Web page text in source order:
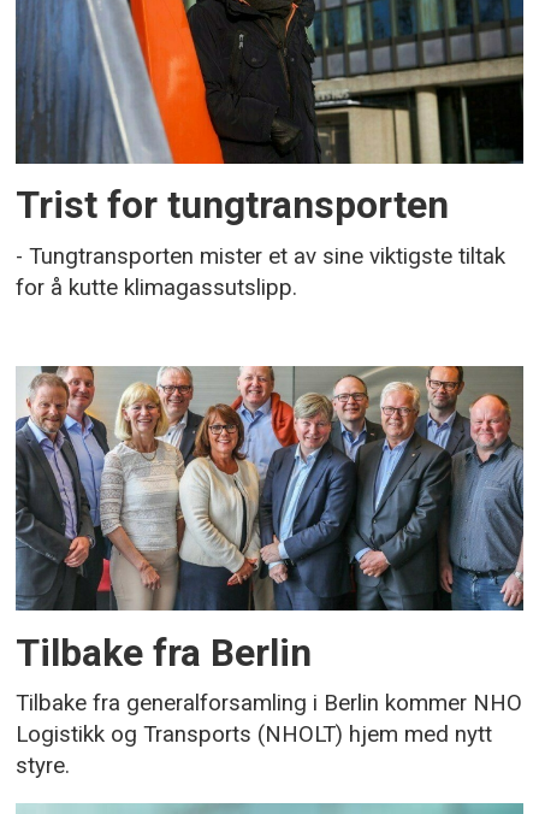
Trist for tungtransporten
- Tungtransporten mister et av sine viktigste tiltak
for å kutte klimagassutslipp.
Tilbake fra Berlin
Tilbake fra generalforsamling i Berlin kommer NHO
Logistikk og Transports (NHOLT) hjem med nytt
styre.